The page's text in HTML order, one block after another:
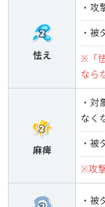
怯え
・攻
・被
※「
なら
麻痺
・対
なく
・被
※攻
・被